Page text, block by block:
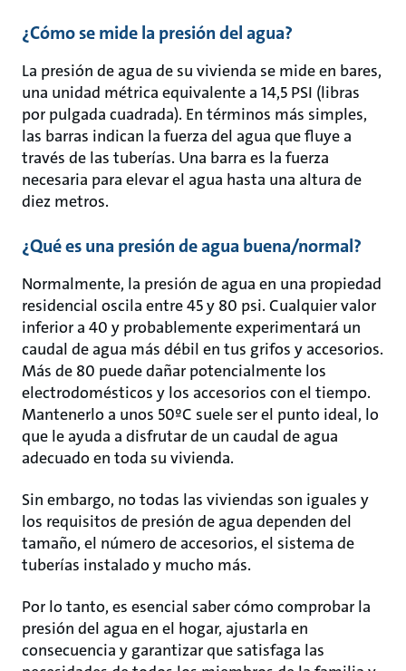
¿Cómo se mide la presión del agua?
La presión de agua de su vivienda se mide en bares,
una unidad métrica equivalente a 14,5 PSI (libras
por pulgada cuadrada). En términos más simples,
las barras indican la fuerza del agua que fluye a
través de las tuberías. Una barra es la fuerza
necesaria para elevar el agua hasta una altura de
diez metros.
¿Qué es una presión de agua buena/normal?
Normalmente, la presión de agua en una propiedad
residencial oscila entre 45 y 80 psi. Cualquier valor
inferior a 40 y probablemente experimentará un
caudal de agua más débil en tus grifos y accesorios.
Más de 80 puede dañar potencialmente los
electrodomésticos y los accesorios con el tiempo.
Mantenerlo a unos 50ºC suele ser el punto ideal, lo
que le ayuda a disfrutar de un caudal de agua
adecuado en toda su vivienda.
Sin embargo, no todas las viviendas son iguales y
los requisitos de presión de agua dependen del
tamaño, el número de accesorios, el sistema de
tuberías instalado y mucho más.
Por lo tanto, es esencial saber cómo comprobar la
presión del agua en el hogar, ajustarla en
consecuencia y garantizar que satisfaga las